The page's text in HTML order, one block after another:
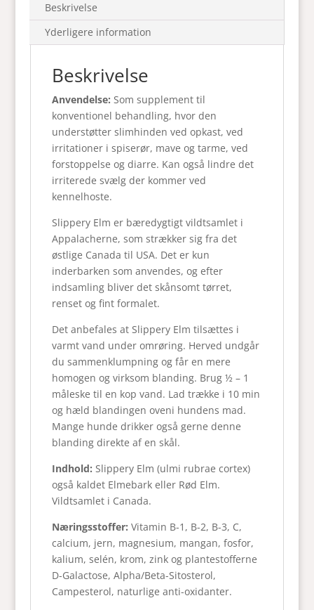
Beskrivelse
Yderligere information
Beskrivelse
Anvendelse: Som supplement til
konventionel behandling, hvor den
understøtter slimhinden ved opkast, ved
irritationer i spiserør, mave og tarme, ved
forstoppelse og diarre. Kan også lindre det
irriterede svælg der kommer ved
kennelhoste.
Slippery Elm er bæredygtigt vildtsamlet i
Appalacherne, som strækker sig fra det
østlige Canada til USA. Det er kun
inderbarken som anvendes, og efter
indsamling bliver det skånsomt tørret,
renset og fint formalet.
Det anbefales at Slippery Elm tilsættes i
varmt vand under omrøring. Herved undgår
du sammenklumpning og får en mere
homogen og virksom blanding. Brug ½ – 1
måleske til en kop vand. Lad trække i 10 min
og hæld blandingen oveni hundens mad.
Mange hunde drikker også gerne denne
blanding direkte af en skål.
Indhold: Slippery Elm (ulmi rubrae cortex)
også kaldet Elmebark eller Rød Elm.
Vildtsamlet i Canada.
Næringsstoffer: Vitamin B-1, B-2, B-3, C,
calcium, jern, magnesium, mangan, fosfor,
kalium, selén, krom, zink og plantestofferne
D-Galactose, Alpha/Beta-Sitosterol,
Campesterol, naturlige anti-oxidanter.